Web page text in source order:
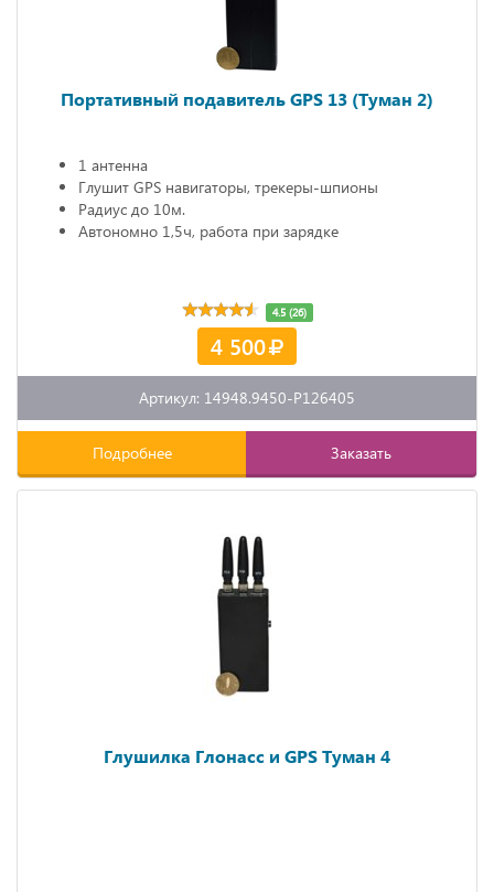
Портативный подавитель GPS 13 (Туман 2)
1 антенна
Глушит GPS навигаторы, трекеры-шпионы
Радиус до 10м.
Автономно 1,5ч, работа при зарядке
4.5 (26)
4 500
Артикул: 14948.9450-P126405
Подробнее Заказать
Глушилка Глонасс и GPS Туман 4